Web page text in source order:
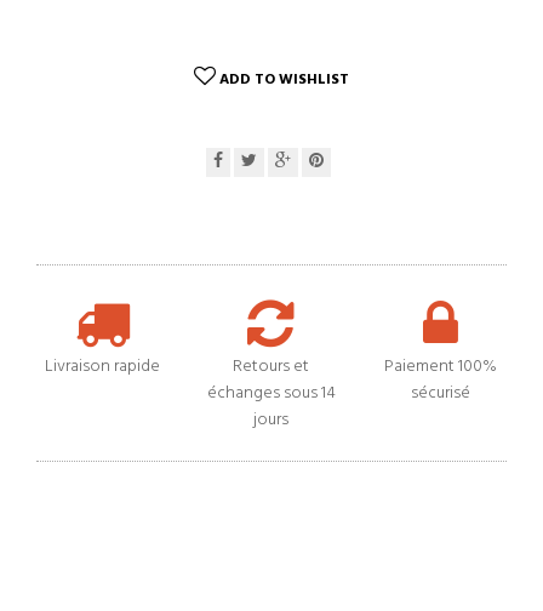
ADD TO WISHLIST
Livraison rapide
Retours et
échanges sous 14
jours
Paiement 100%
sécurisé